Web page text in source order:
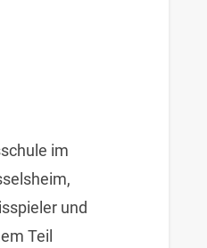
im
und
Teil